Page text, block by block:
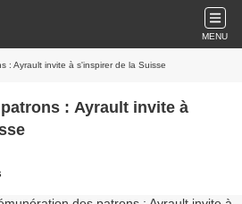
MENU
: Ayrault invite à s'inspirer de la Suisse
: Ayrault invite à